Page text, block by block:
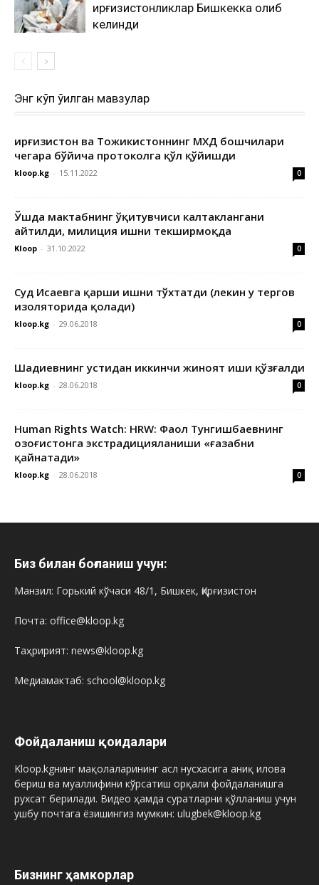
қирғизистонликлар Бишкекка олиб
келинди
Энг кўп ўқилган мавзулар
Қирғизистон ва Тожикистоннинг МХДҚ бошчилари
чегара бўйича протоколга қўл қўйишди
kloop.kg - 15.11.2022 0
Ўшда мактабнинг ўқитувчиси калтаклангани
айтилди, милиция ишни текширмоқда
Kloop - 31.10.2022 0
Суд Исаевга қарши ишни тўхтатди (лекин у тергов
изоляторида қолади)
kloop.kg - 29.06.2018 0
Шадиевнинг устидан иккинчи жиноят иши қўзғалди
kloop.kg - 28.06.2018 0
Human Rights Watch: HRW: Фаол Тунгишбаевнинг
Қозоғистонга экстрадицияланиши «ғазабни
қайнатади»
kloop.kg - 28.06.2018 0
Биз билан боғланиш учун:
Манзил: Горький кўчаси 48/1, Бишкек, Қирғизистон
Почта: office@kloop.kg
Таҳририят: news@kloop.kg
Медиамактаб: school@kloop.kg
Фойдаланиш қоидалари
Kloop.kgнинг мақолаларининг асл нусхасига аниқ илова
бериш ва муаллифини кўрсатиш орқали фойдаланишга
рухсат берилади. Видео ҳамда суратларни қўлланиш учун
ушбу почтага ёзишингиз мумкин: ulugbek@kloop.kg
Бизнинг ҳамкорлар